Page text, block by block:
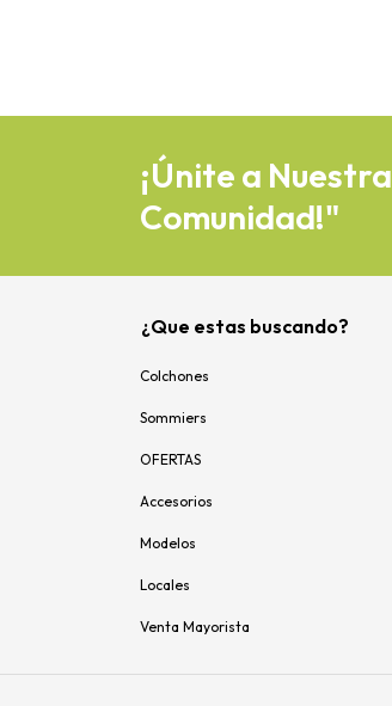
¡Únite a Nuestra
Comunidad!"
¿Que estas buscando?
Colchones
Sommiers
OFERTAS
Accesorios
Modelos
Locales
Venta Mayorista